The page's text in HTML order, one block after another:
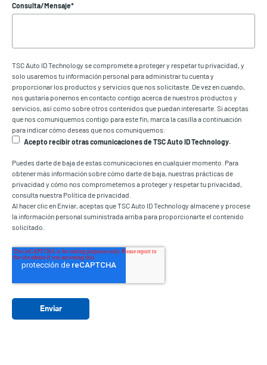
Consulta/Mensaje*
TSC Auto ID Technology se compromete a proteger y respetar tu privacidad, y
solo usaremos tu información personal para administrar tu cuenta y
proporcionar los productos y servicios que nos solicitaste. De vez en cuando,
nos gustaría ponernos en contacto contigo acerca de nuestros productos y
servicios, así como sobre otros contenidos que puedan interesarte. Si aceptas
que nos comuniquemos contigo para este fin, marca la casilla a continuación
para indicar cómo deseas que nos comuniquemos:
Acepto recibir otras comunicaciones de TSC Auto ID Technology.
Puedes darte de baja de estas comunicaciones en cualquier momento. Para
obtener más información sobre cómo darte de baja, nuestras prácticas de
privacidad y cómo nos comprometemos a proteger y respetar tu privacidad,
consulta nuestra Política de privacidad.
Al hacer clic en Enviar, aceptas que TSC Auto ID Technology almacene y procese
la información personal suministrada arriba para proporcionarte el contenido
solicitado.